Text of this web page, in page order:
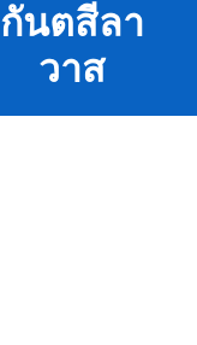
กันตสีลา
วาส